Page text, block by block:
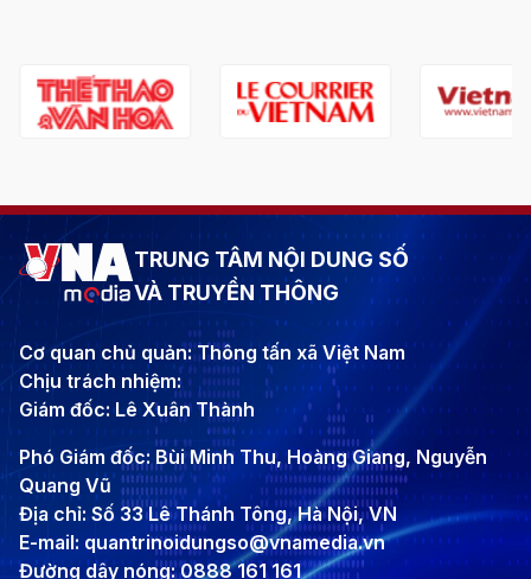
TRUNG TÂM NỘI DUNG SỐ
VÀ TRUYỀN THÔNG
Cơ quan chủ quản: Thông tấn xã Việt Nam
Chịu trách nhiệm:
Giám đốc: Lê Xuân Thành
Phó Giám đốc: Bùi Minh Thu, Hoàng Giang, Nguyễn
Quang Vũ
Địa chỉ: Số 33 Lê Thánh Tông, Hà Nội, VN
E-mail: quantrinoidungso@vnamedia.vn
Đường dây nóng: 0888 161 161